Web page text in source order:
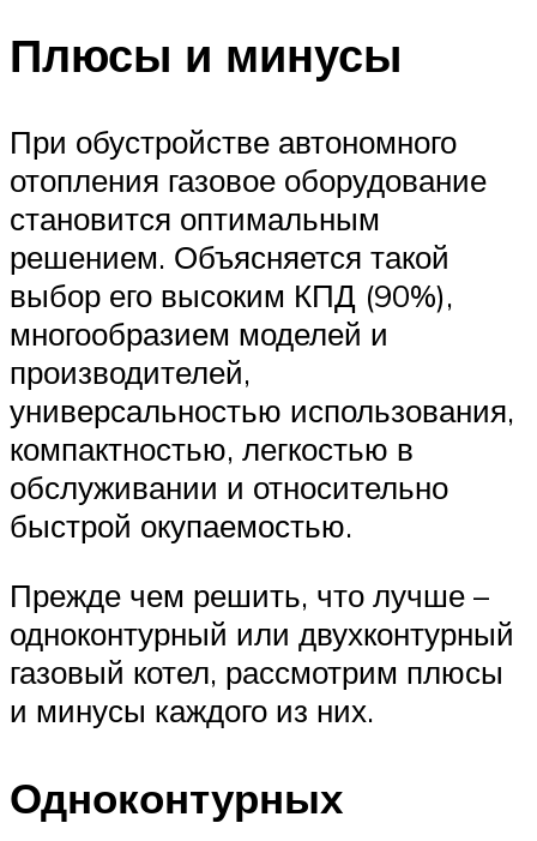
Плюсы и минусы
При обустройстве автономного
отопления газовое оборудование
становится оптимальным
решением. Объясняется такой
выбор его высоким КПД (90%),
многообразием моделей и
производителей,
универсальностью использования,
компактностью, легкостью в
обслуживании и относительно
быстрой окупаемостью.
Прежде чем решить, что лучше –
одноконтурный или двухконтурный
газовый котел, рассмотрим плюсы
и минусы каждого из них.
Одноконтурных